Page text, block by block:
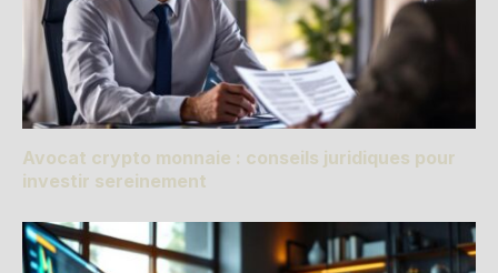
Avocat crypto monnaie : conseils juridiques pour
investir sereinement